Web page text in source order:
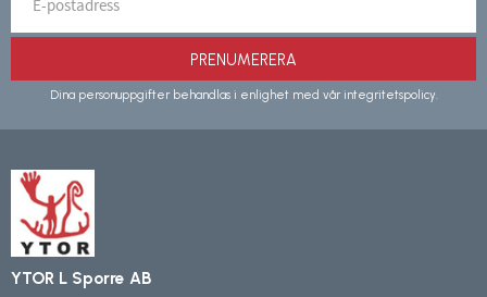
PRENUMERERA
Dina personuppgifter behandlas i enlighet med vår integritetspolicy.
YTOR L Sporre AB